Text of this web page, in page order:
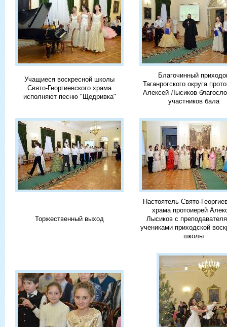
Учащиеся воскресной школы
Свято-Георгиевского храма
исполняют песню "Щедривка"
Благочинный
Таганрогского округа
Алексей Лысиков
участников бала
Торжественный выход
Настоятель Свято-
храма протоиерей
Лысиков с
учениками приходской
школы